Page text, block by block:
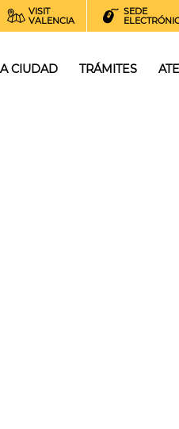
VISIT
VALENCIA
SEDE
CIUDAD TRÁMITES